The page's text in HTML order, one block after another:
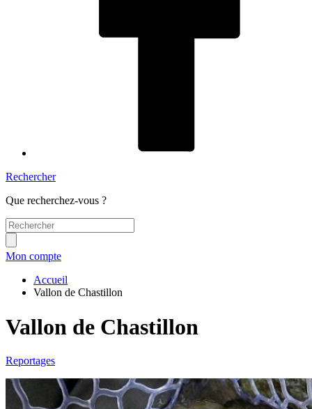
Rechercher
Que recherchez-vous ?
Mon compte
Accueil
Vallon de Chastillon
Vallon de Chastillon
Reportages